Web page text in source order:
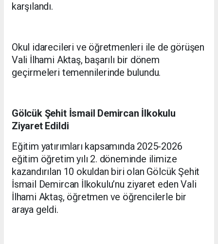
karşılandı.
Okul idarecileri ve öğretmenleri ile de görüşen
Vali İlhami Aktaş, başarılı bir dönem
geçirmeleri temennilerinde bulundu.
Gölcük Şehit İsmail Demircan İlkokulu
Ziyaret Edildi
Eğitim yatırımları kapsamında 2025-2026
eğitim öğretim yılı 2. döneminde ilimize
kazandırılan 10 okuldan biri olan Gölcük Şehit
İsmail Demircan İlkokulu’nu ziyaret eden Vali
İlhami Aktaş, öğretmen ve öğrencilerle bir
araya geldi.